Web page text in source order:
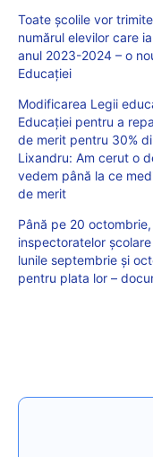
Toate școlile vor
numărul elevilor care
anul 2023-2024 – o
Educației
Modificarea Legii
Educației pentru a
de merit pentru 30%
Lixandru: Am cerut o
vedem până la ce
de merit
Până pe 20
inspectoratelor
lunile septembrie și
pentru plata lor –